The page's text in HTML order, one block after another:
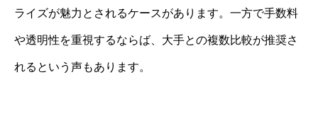
ライズが魅力とされるケースがあります。一方で手数料
や透明性を重視するならば、大手との複数比較が推奨さ
れるという声もあります。